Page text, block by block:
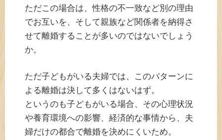
ただこの場合は、性格の不一致など別の理由
でお互いを、そして親族など関係者を納得さ
せて離婚することが多いのではないでしょう
か。
ただ子どもがいる夫婦では、このパターンに
よる離婚は決して多くはないはず。
というのも子どもがいる場合、その心理状況
や養育環境への影響、経済的な事情から、夫
婦だけの都合で離婚を決めにくいため。